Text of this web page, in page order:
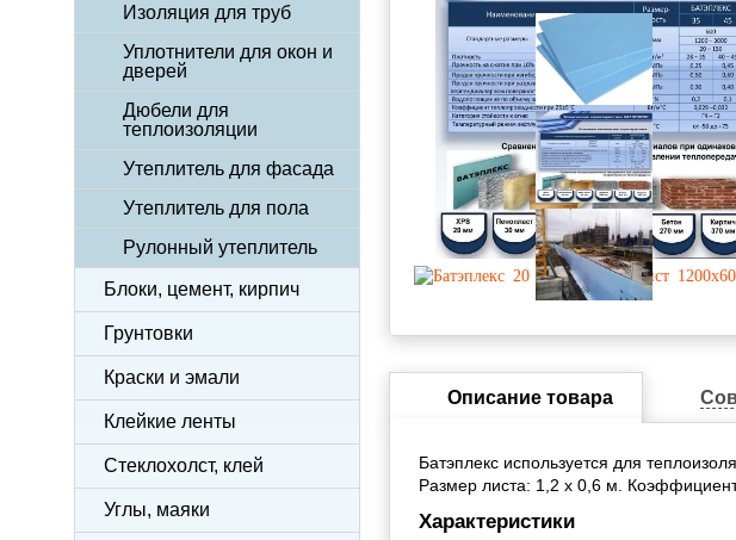
Изоляция для труб
Уплотнители для окон и
дверей
Дюбели для
теплоизоляции
Утеплитель для фасада
Утеплитель для пола
Рулонный утеплитель
Блоки, цемент, кирпич
Грунтовки
Краски и эмали
Клейкие ленты
Стеклохолст, клей
Углы, маяки
Описание товара
Батэплекс используется для
Размер листа: 1,2 х 0,6 м.
Характеристики